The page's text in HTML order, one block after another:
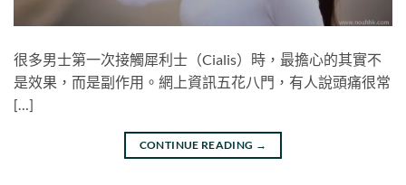
很多男士第一次接觸犀利士（Cialis）時，最擔心的其實不
是效果，而是副作用。網上資訊五花八門，有人說頭痛很常
[…]
CONTINUE READING →